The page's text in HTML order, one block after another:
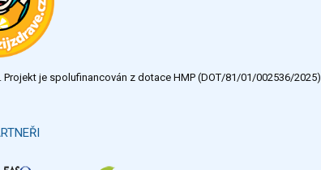
je spolufinancován z dotace HMP (DOT/81/01/002536/2025).